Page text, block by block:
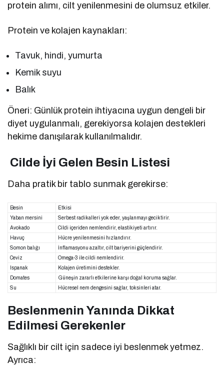
protein alımı, cilt yenilenmesini de olumsuz etkiler.
Protein ve kolajen kaynakları:
Tavuk, hindi, yumurta
Kemik suyu
Balık
Öneri: Günlük protein ihtiyacına uygun dengeli bir
diyet uygulanmalı, gerekiyorsa kolajen destekleri
hekime danışılarak kullanılmalıdır.
Cilde İyi Gelen Besin Listesi
Daha pratik bir tablo sunmak gerekirse:
Besin
Etkisi
Yaban mersini
Serbest radikalleri yok eder, yaşlanmayı geciktirir.
Avokado
Cildi içeriden nemlendirir, elastikiyeti artırır.
Havuç
Hücre yenilenmesini hızlandırır.
Somon balığı
İnflamasyonu azaltır, cilt bariyerini güçlendirir.
Ceviz
Omega-3 ile cildi nemlendirir.
Ispanak
Kolajen üretimini destekler.
Domates
Güneşin zararlı etkilerine karşı doğal koruma sağlar.
Su
Hücresel nem dengesini sağlar, toksinleri atar.
Beslenmenin Yanında Dikkat
Edilmesi Gerekenler
Sağlıklı bir cilt için sadece iyi beslenmek yetmez.
Ayrıca: